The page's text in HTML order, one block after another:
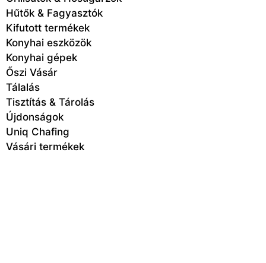
Hűtők & Fagyasztók
Kifutott termékek
Konyhai eszközök
Konyhai gépek
Őszi Vásár
Tálalás
Tisztítás & Tárolás
Újdonságok
Uniq Chafing
Vásári termékek